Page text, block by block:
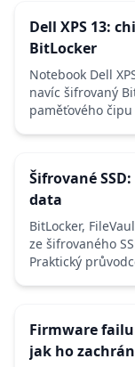
Dell XPS 13:
BitLocker
Notebook Dell
navíc šifrovaný
paměťového
Šifrované
data
BitLocker,
ze šifrovaného
Praktický
Firmware
jak ho